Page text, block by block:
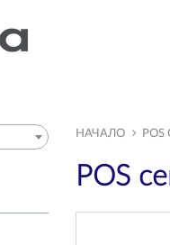
НАЧАЛО
POS